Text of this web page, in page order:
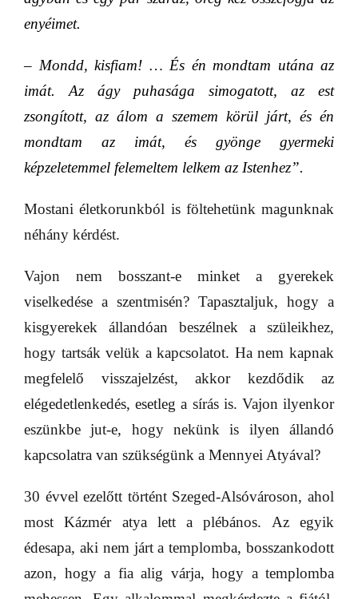
enyéimet.
– Mondd, kisfiam! … És én mondtam utána az
imát. Az ágy puhasága simogatott, az est
zsongított, az álom a szemem körül járt, és én
mondtam az imát, és gyönge gyermeki
képzeletemmel felemeltem lelkem az Istenhez”.
Mostani életkorunkból is föltehetünk magunknak
néhány kérdést.
Vajon nem bosszant-e minket a gyerekek
viselkedése a szentmisén? Tapasztaljuk, hogy a
kisgyerekek állandóan beszélnek a szüleikhez,
hogy tartsák velük a kapcsolatot. Ha nem kapnak
megfelelő visszajelzést, akkor kezdődik az
elégedetlenkedés, esetleg a sírás is. Vajon ilyenkor
eszünkbe jut-e, hogy nekünk is ilyen állandó
kapcsolatra van szükségünk a Mennyei Atyával?
30 évvel ezelőtt történt Szeged-Alsóvároson, ahol
most Kázmér atya lett a plébános. Az egyik
édesapa, aki nem járt a templomba, bosszankodott
azon, hogy a fia alig várja, hogy a templomba